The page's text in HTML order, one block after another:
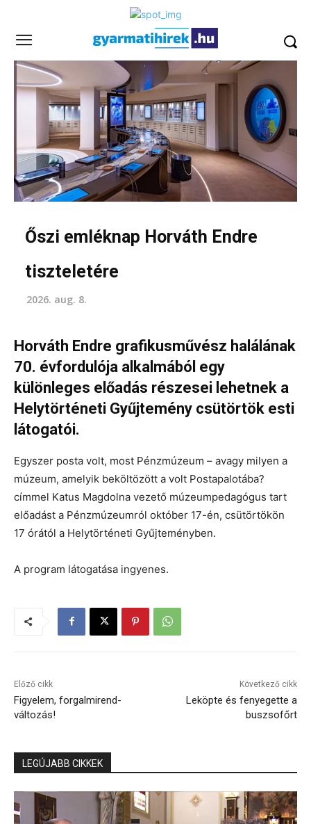
Őszi emléknap Horváth Endre
tiszteletére
2026. aug. 8.
Horváth Endre grafikusművész halálának
70. évfordulója alkalmából egy
különleges előadás részesei lehetnek a
Helytörténeti Gyűjtemény csütörtök esti
látogatói.
Egyszer posta volt, most Pénzmúzeum – avagy milyen a
múzeum, amelyik beköltözött a volt Postapalotába?
címmel Katus Magdolna vezető múzeumpedagógus tart
előadást a Pénzmúzeumról október 17-én, csütörtökön
17 órától a Helytörténeti Gyűjteményben.
A program látogatása ingyenes.
Előző cikk
Figyelem, forgalmirend-
változás!
Következő cikk
Leköpte és fenyegette a
buszsofőrt
LEGÚJABB CIKKEK